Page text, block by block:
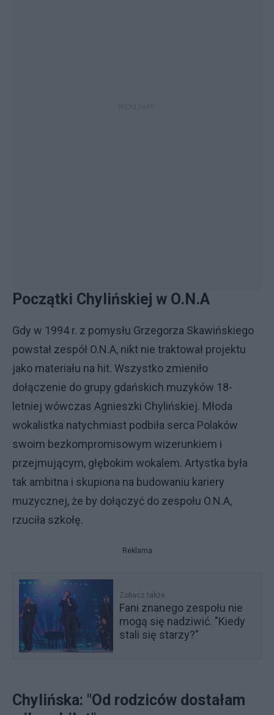
Początki Chylińskiej w O.N.A
Gdy w 1994 r. z pomysłu Grzegorza Skawińskiego
powstał zespół O.N.A, nikt nie traktował projektu
jako materiału na hit. Wszystko zmieniło
dołączenie do grupy gdańskich muzyków 18-
letniej wówczas Agnieszki Chylińskiej. Młoda
wokalistka natychmiast podbiła serca Polaków
swoim bezkompromisowym wizerunkiem i
przejmującym, głębokim wokalem. Artystka była
tak ambitna i skupiona na budowaniu kariery
muzycznej, że by dołączyć do zespołu O.N.A,
rzuciła szkołę.
Reklama
Zobacz także
Fani znanego zespołu nie
mogą się nadziwić. "Kiedy
stali się starzy?"
Chylińska: "Od rodziców dostałam